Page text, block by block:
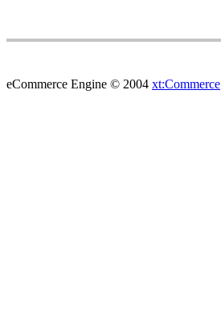
eCommerce Engine © 2004 xt:Commerce